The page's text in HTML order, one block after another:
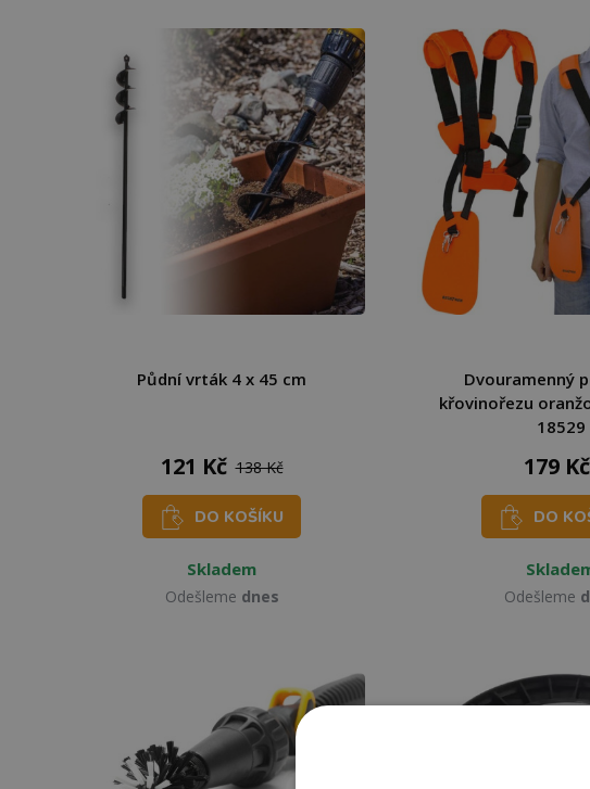
Půdní vrták 4 x 45 cm
121 Kč 138 Kč
DO KOŠÍKU
Skladem
Odešleme dnes
Dvouramenný
křovinořezu
18529
179 Kč
DO
Odešleme